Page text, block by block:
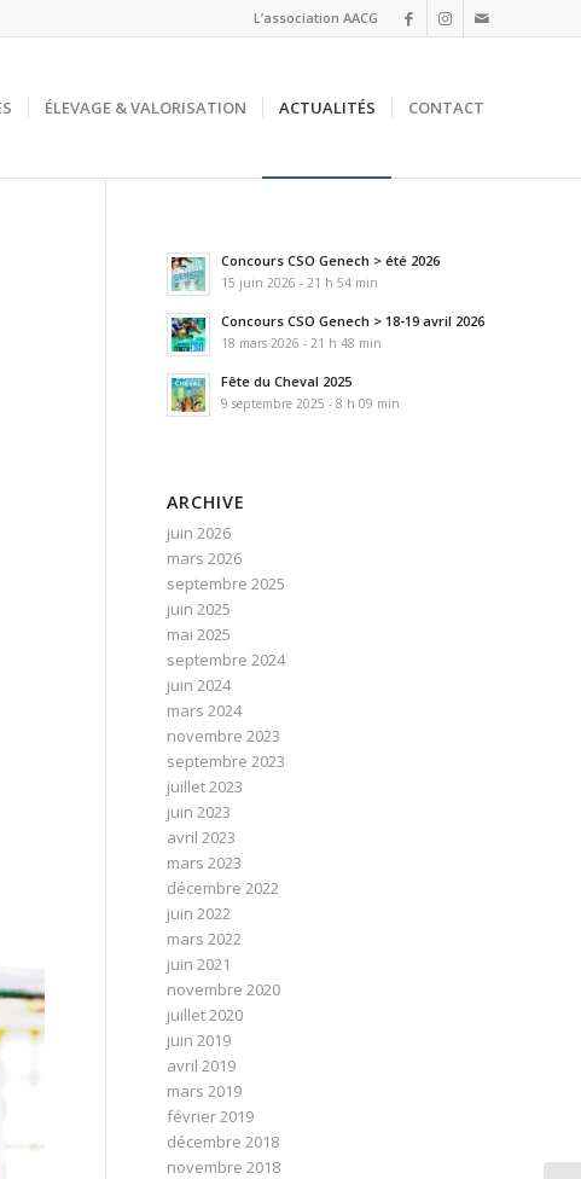
L’association AACG
ÉLEVAGE & VALORISATION ACTUALITÉS CONTACT
Concours CSO Genech > été 2026
15 juin 2026 - 21 h 54 min
Concours CSO Genech > 18-19 avril 2026
18 mars 2026 - 21 h 48 min
Fête du Cheval 2025
9 septembre 2025 - 8 h 09 min
ARCHIVE
juin 2026
mars 2026
septembre 2025
juin 2025
mai 2025
septembre 2024
juin 2024
mars 2024
novembre 2023
septembre 2023
juillet 2023
juin 2023
avril 2023
mars 2023
décembre 2022
juin 2022
mars 2022
juin 2021
novembre 2020
juillet 2020
juin 2019
avril 2019
mars 2019
février 2019
décembre 2018
novembre 2018